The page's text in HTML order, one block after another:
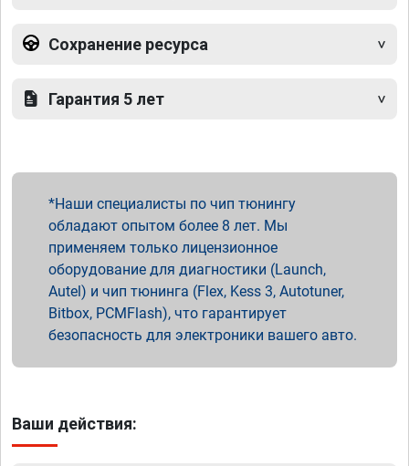
Сохранение ресурса
Гарантия 5 лет
Наши специалисты по чип тюнингу
обладают опытом более 8 лет. Мы
применяем только лицензионное
оборудование для диагностики (Launch,
Autel) и чип тюнинга (Flex, Kess 3, Autotuner,
Bitbox, PCMFlash), что гарантирует
безопасность для электроники вашего авто.
Ваши действия: